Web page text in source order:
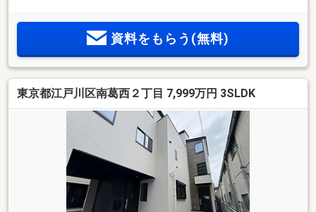
資料をもらう(無料)
東京都江戸川区南葛西２丁目 7,999万円 3SLDK